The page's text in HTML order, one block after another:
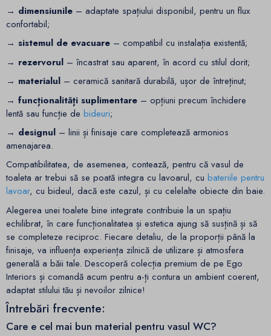
→ dimensiunile – adaptate spațiului disponibil, pentru un flux
confortabil;
→ sistemul de evacuare – compatibil cu instalația existentă;
→ rezervorul – încastrat sau aparent, în acord cu stilul dorit;
→ materialul – ceramică sanitară durabilă, ușor de întreținut;
→ funcționalități suplimentare – opțiuni precum închidere
lentă sau funcție de bideuri;
→ designul – linii și finisaje care completează armonios
amenajarea.
Compatibilitatea, de asemenea, contează, pentru că vasul de
toaleta ar trebui să se poată integra cu lavoarul, cu bateriile pentru
lavoar, cu bideul, dacă este cazul, și cu celelalte obiecte din baie.
Alegerea unei toalete bine integrate contribuie la un spațiu
echilibrat, în care funcționalitatea și estetica ajung să susțină și să
se completeze reciproc. Fiecare detaliu, de la proporții până la
finisaje, va influența experiența zilnică de utilizare și atmosfera
generală a băii tale. Descoperă colecția premium de pe Ego
Interiors și comandă acum pentru a-ți contura un ambient coerent,
adaptat stilului tău și nevoilor zilnice!
Întrebări frecvente:
Care e cel mai bun material pentru vasul WC?